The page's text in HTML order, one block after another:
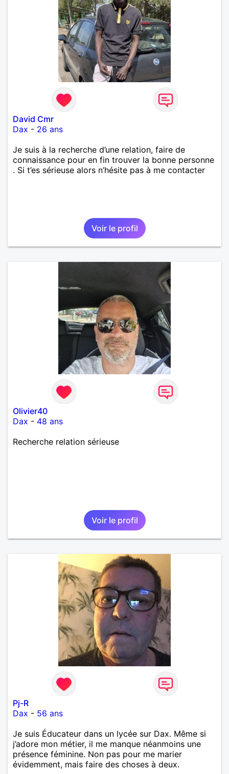
David Cmr
Dax - 26 ans
Je suis à la recherche d’une relation, faire de
connaissance pour en fin trouver la bonne personne
. Si t’es sérieuse alors n’hésite pas à me contacter
Voir le profil
Olivier40
Dax - 48 ans
Recherche relation sérieuse
Voir le profil
Pj-R
Dax - 56 ans
Je suis Éducateur dans un lycée sur Dax. Même si
j’adore mon métier, il me manque néanmoins une
présence féminine. Non pas pour me marier
évidemment, mais faire des choses à deux.